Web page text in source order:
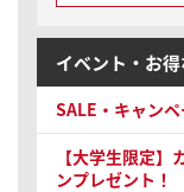
2026/01/07 公務員試験
【セール情報】期間限
2025/12/01 全資格種
【ご案内】年末年始の営
イベント・お
SALE・キャンペ
【大学生限定
ンプレゼント！